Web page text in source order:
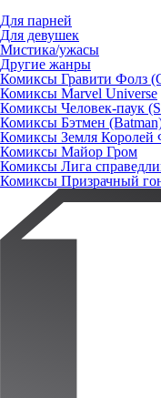
Для парней
Для девушек
Мистика/ужасы
Другие жанры
Комиксы Гравити Фолз
Комиксы Marvel Universe
Комиксы Человек-паук
Комиксы Бэтмен
Комиксы Земля Королей
Комиксы Майор Гром
Комиксы Лига
Комиксы Призрачный